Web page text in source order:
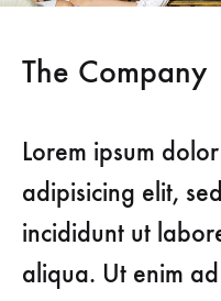
The Company
Lorem ipsum
adipisicing elit,
incididunt ut
aliqua. Ut enim